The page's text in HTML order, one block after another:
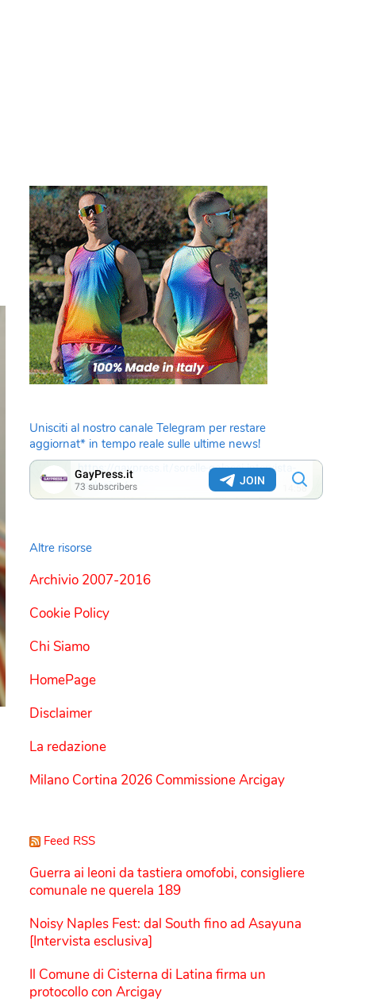
Unisciti al nostro canale Telegram per restare
aggiornat* in tempo reale sulle ultime news!
Altre risorse
Archivio 2007-2016
Cookie Policy
Chi Siamo
HomePage
Disclaimer
La redazione
Milano Cortina 2026 Commissione Arcigay
Feed RSS
Guerra ai leoni da tastiera omofobi, consigliere
comunale ne querela 189
Noisy Naples Fest: dal South fino ad Asayuna
[Intervista esclusiva]
Il Comune di Cisterna di Latina firma un
protocollo con Arcigay